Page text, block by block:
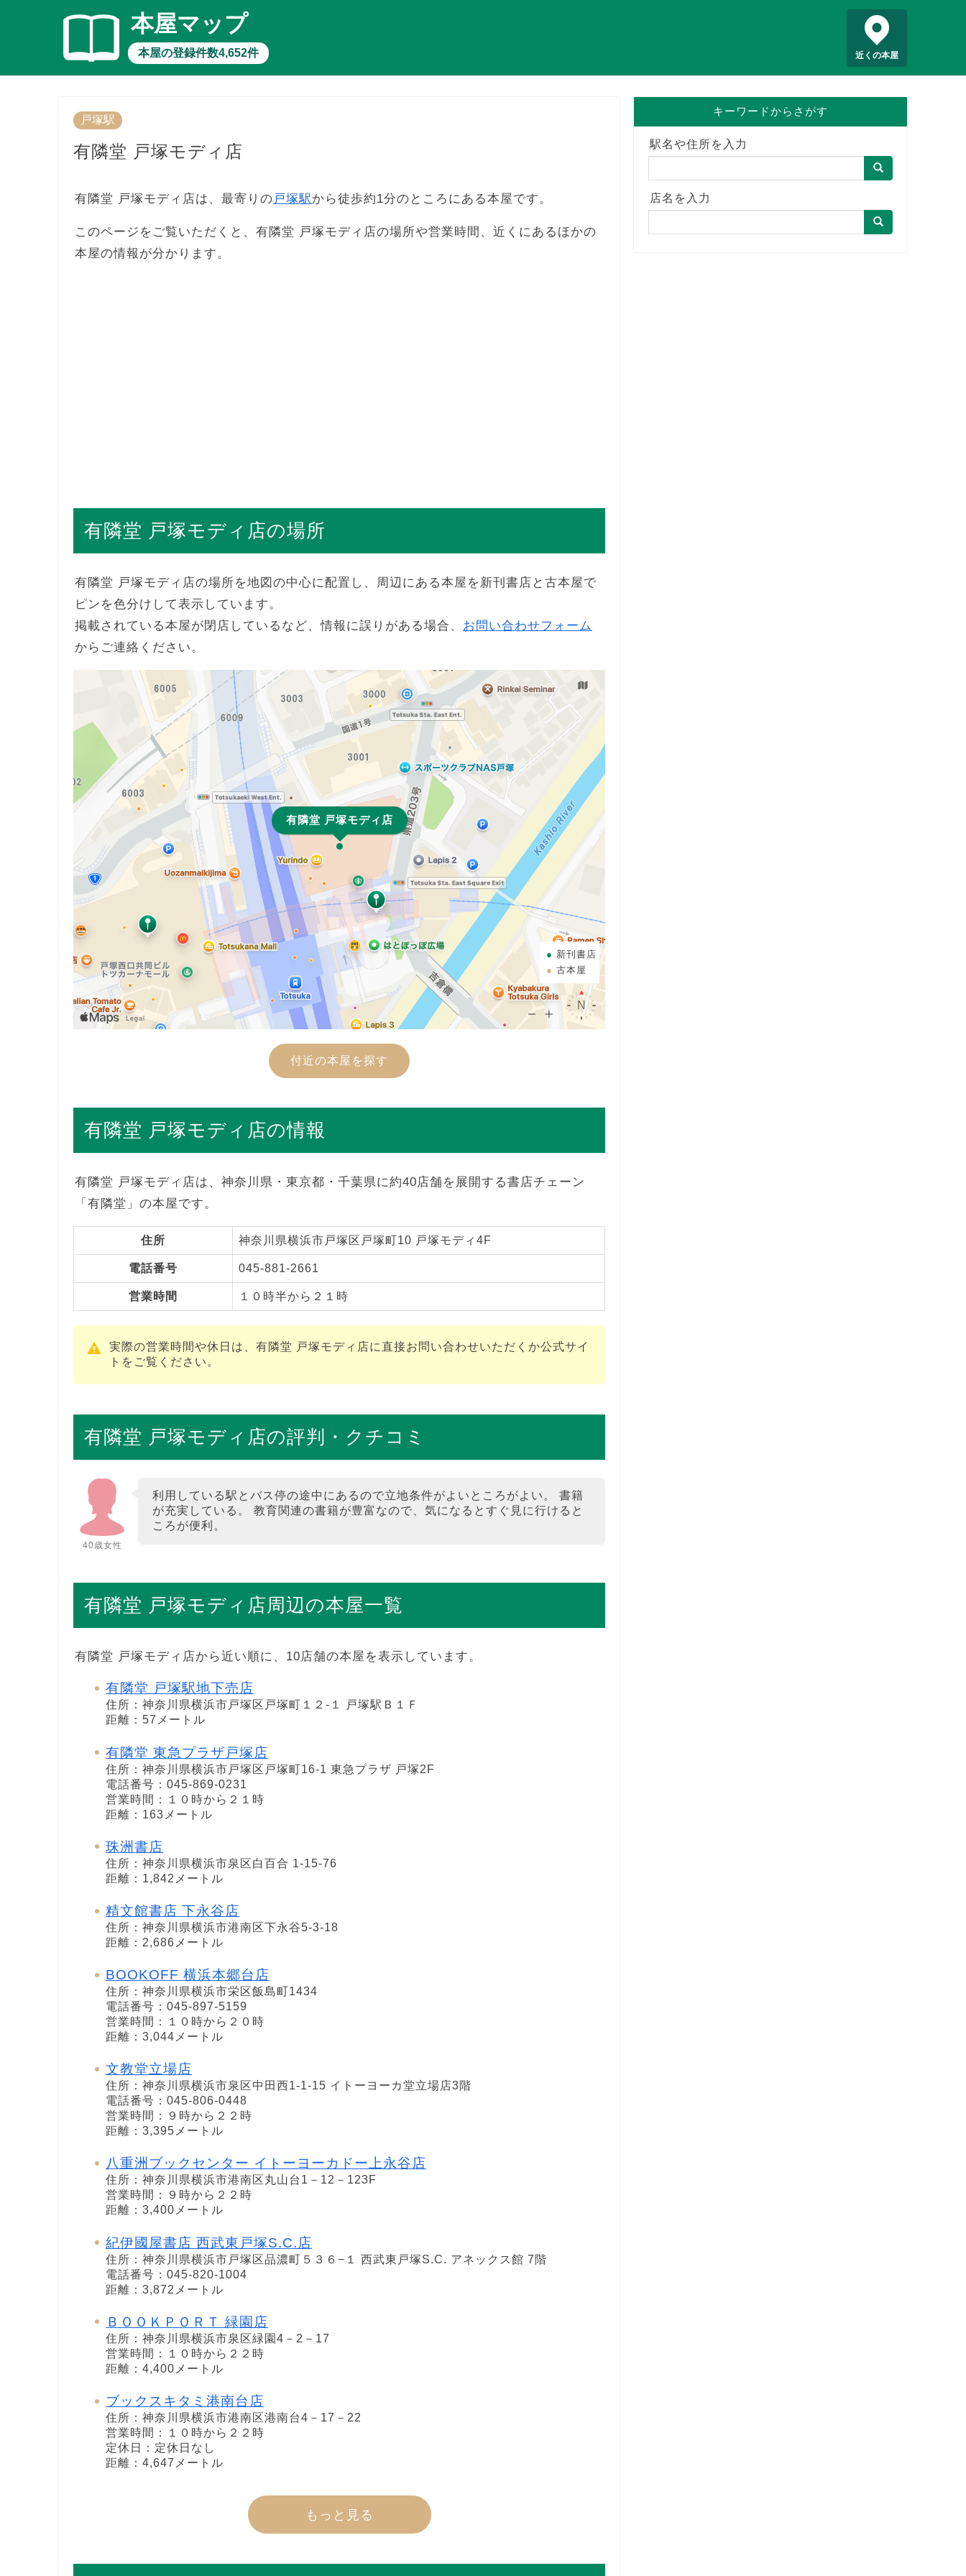
本屋マップ
本屋の登録件数4,652件 近くの本屋
戸塚駅
有隣堂 戸塚モディ店
有隣堂 戸塚モディ店は、最寄りの 戸塚駅から徒歩約1分のところにある本屋です。
このページをご覧いただくと、有隣堂 戸塚モディ店の場所や営業時間、近くにあるほかの
本屋の情報が分かります。
有隣堂 戸塚モディ店の場所
有隣堂 戸塚モディ店の場所を地図の中心に配置し、周辺にある本屋を新刊書店と古本屋で
ピンを色分けして表示しています。
掲載されている本屋が閉店しているなど、情報に誤りがある場合、 お問い合わせフォーム
からご連絡ください。
有隣堂 戸塚モディ店
新刊書店
古本屋
付近の本屋を探す
有隣堂 戸塚モディ店の情報
有隣堂 戸塚モディ店は、神奈川県・東京都・千葉県に約40店舗を展開する書店チェーン
「有隣堂」の本屋です。
住所 神奈川県横浜市戸塚区戸塚町10 戸塚モディ4F
電話番号 045-881-2661
営業時間 １０時半から２１時
実際の営業時間や休日は、有隣堂 戸塚モディ店に直接お問い合わせいただくか公式サイ
トをご覧ください。
有隣堂 戸塚モディ店の評判・クチコミ
40歳女性
利用している駅とバス停の途中にあるので立地条件がよいところがよい。 書籍
が充実している。 教育関連の書籍が豊富なので、気になるとすぐ見に行けると
ころが便利。
有隣堂 戸塚モディ店周辺の本屋一覧
有隣堂 戸塚モディ店から近い順に、10店舗の本屋を表示しています。
有隣堂 戸塚駅地下売店
住所：神奈川県横浜市戸塚区戸塚町１２-１ 戸塚駅Ｂ１Ｆ
距離：57メートル
有隣堂 東急プラザ戸塚店
住所：神奈川県横浜市戸塚区戸塚町16-1 東急プラザ 戸塚2F
電話番号：045-869-0231
営業時間：１０時から２１時
距離：163メートル
珠洲書店
住所：神奈川県横浜市泉区白百合 1-15-76
距離：1,842メートル
精文館書店 下永谷店
住所：神奈川県横浜市港南区下永谷5-3-18
距離：2,686メートル
BOOKOFF 横浜本郷台店
住所：神奈川県横浜市栄区飯島町1434
電話番号：045-897-5159
営業時間：１０時から２０時
距離：3,044メートル
文教堂立場店
住所：神奈川県横浜市泉区中田西1-1-15 イトーヨーカ堂立場店3階
電話番号：045-806-0448
営業時間：９時から２２時
距離：3,395メートル
八重洲ブックセンター イトーヨーカドー上永谷店
住所：神奈川県横浜市港南区丸山台1－12－123F
営業時間：９時から２２時
距離：3,400メートル
紀伊國屋書店 西武東戸塚S.C.店
住所：神奈川県横浜市戸塚区品濃町５３６−１ 西武東戸塚S.C. アネックス館 7階
電話番号：045-820-1004
距離：3,872メートル
ＢＯＯＫＰＯＲＴ 緑園店
住所：神奈川県横浜市泉区緑園4－2－17
営業時間：１０時から２２時
距離：4,400メートル
ブックスキタミ港南台店
住所：神奈川県横浜市港南区港南台4－17－22
営業時間：１０時から２２時
定休日：定休日なし
距離：4,647メートル
もっと見る
キーワードからさがす
駅名や住所を入力
店名を入力